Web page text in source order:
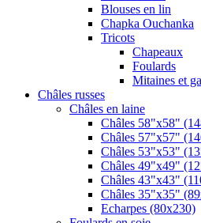
Blouses en lin
Chapka Ouchanka
Tricots
Chapeaux
Foulards
Mitaines et
Châles russes
Châles en laine
Châles 58"x58"
Châles 57"x57"
Châles 53"x53"
Châles 49"x49"
Châles 43"x43"
Châles 35"x35"
Echarpes (80х230)